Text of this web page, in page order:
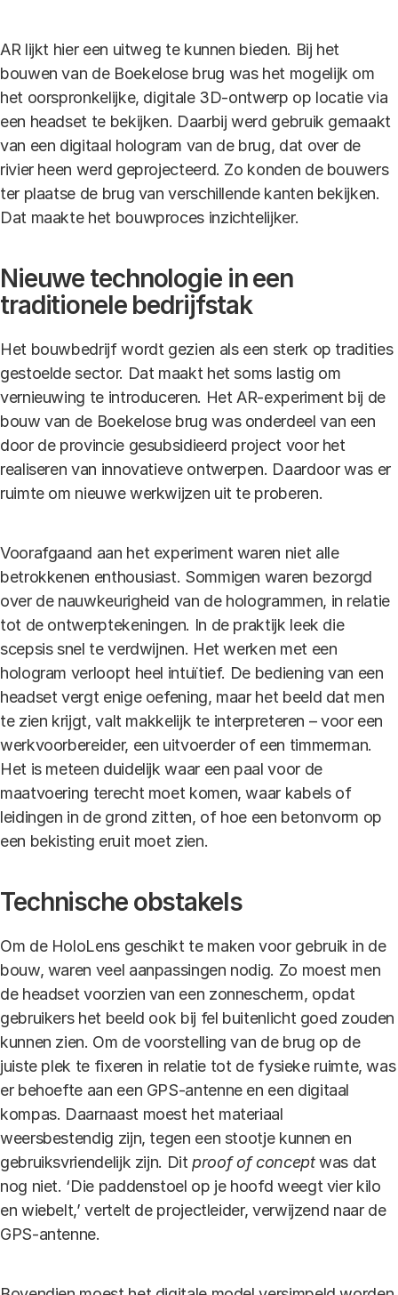
AR lijkt hier een uitweg te kunnen bieden. Bij het
bouwen van de Boekelose brug was het mogelijk om
het oorspronkelijke, digitale 3D-ontwerp op locatie via
een headset te bekijken. Daarbij werd gebruik gemaakt
van een digitaal hologram van de brug, dat over de
rivier heen werd geprojecteerd. Zo konden de bouwers
ter plaatse de brug van verschillende kanten bekijken.
Dat maakte het bouwproces inzichtelijker.
Nieuwe technologie in een
traditionele bedrijfstak
Het bouwbedrijf wordt gezien als een sterk op tradities
gestoelde sector. Dat maakt het soms lastig om
vernieuwing te introduceren. Het AR-experiment bij de
bouw van de Boekelose brug was onderdeel van een
door de provincie gesubsidieerd project voor het
realiseren van innovatieve ontwerpen. Daardoor was er
ruimte om nieuwe werkwijzen uit te proberen.
Voorafgaand aan het experiment waren niet alle
betrokkenen enthousiast. Sommigen waren bezorgd
over de nauwkeurigheid van de hologrammen, in relatie
tot de ontwerptekeningen. In de praktijk leek die
scepsis snel te verdwijnen. Het werken met een
hologram verloopt heel intuïtief. De bediening van een
headset vergt enige oefening, maar het beeld dat men
te zien krijgt, valt makkelijk te interpreteren – voor een
werkvoorbereider, een uitvoerder of een timmerman.
Het is meteen duidelijk waar een paal voor de
maatvoering terecht moet komen, waar kabels of
leidingen in de grond zitten, of hoe een betonvorm op
een bekisting eruit moet zien.
Technische obstakels
Om de HoloLens geschikt te maken voor gebruik in de
bouw, waren veel aanpassingen nodig. Zo moest men
de headset voorzien van een zonnescherm, opdat
gebruikers het beeld ook bij fel buitenlicht goed zouden
kunnen zien. Om de voorstelling van de brug op de
juiste plek te fixeren in relatie tot de fysieke ruimte, was
er behoefte aan een GPS-antenne en een digitaal
kompas. Daarnaast moest het materiaal
weersbestendig zijn, tegen een stootje kunnen en
gebruiksvriendelijk zijn. Ditproof of conceptwas dat
nog niet. ‘Die paddenstoel op je hoofd weegt vier kilo
en wiebelt,’ vertelt de projectleider, verwijzend naar de
GPS-antenne.